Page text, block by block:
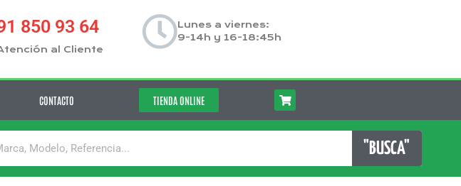
850 93 64
al Cliente
Lunes a viernes:
9-14h y 16-18:45h
CONTACTO TIENDA ONLINE
"BUSCA"